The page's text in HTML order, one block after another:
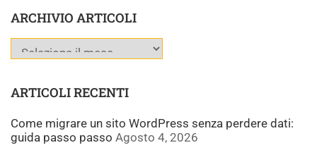
ARCHIVIO ARTICOLI
ARTICOLI RECENTI
Come migrare un sito WordPress senza perdere dati:
guida passo passo Agosto 4, 2026